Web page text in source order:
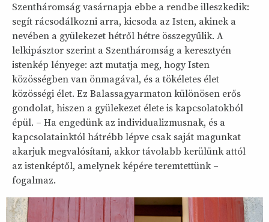
Szentháromság vasárnapja ebbe a rendbe illeszkedik:
segít rácsodálkozni arra, kicsoda az Isten, akinek a
nevében a gyülekezet hétről hétre összegyűlik. A
lelkipásztor szerint a Szentháromság a keresztyén
istenkép lényege: azt mutatja meg, hogy Isten
közösségben van önmagával, és a tökéletes élet
közösségi élet. Ez Balassagyarmaton különösen erős
gondolat, hiszen a gyülekezet élete is kapcsolatokból
épül. – Ha engedünk az individualizmusnak, és a
kapcsolatainktól hátrébb lépve csak saját magunkat
akarjuk megvalósítani, akkor távolabb kerülünk attól
az istenképtől, amelynek képére teremtettünk –
fogalmaz.